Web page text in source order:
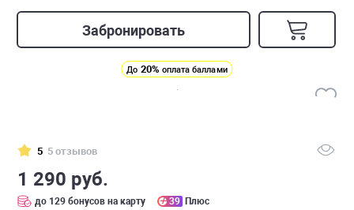
Забронировать
До 20% оплата баллами
5 5 отзывов
1 290 руб.
до 129 бонусов на карту 39 Плюс